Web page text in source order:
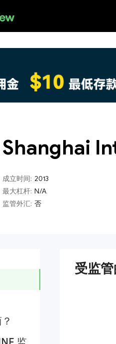
Shanghai
成立时间: 2013
最大杠杆: N/A
监管外汇: 否
受监